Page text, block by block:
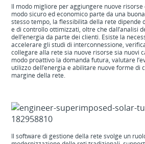
Il modo migliore per aggiungere nuove
modo sicuro ed economico parte da una
stesso tempo, la flessibilità della rete dipende
e di controllo ottimizzati, oltre che dall’analisi
dell’energia da parte dei clienti. Esiste la
accelerare gli studi di interconnessione,
collegare alla rete sia nuove risorse sia nuovi
modo proattivo la domanda futura, valutare
utilizzo dell’energia e abilitare nuove forme di
margine della rete.
Il software di gestione della rete svolge un